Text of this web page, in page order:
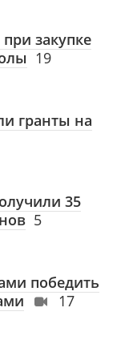
закупке
19
гранты на
35
5
победить
17